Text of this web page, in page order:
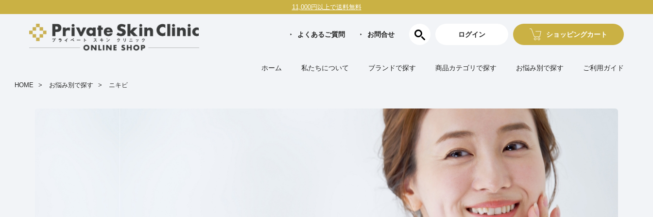
11,000円以上で送料無料
よくあるご質問 お問合せ ログイン ショッピングカート
ホーム 私たちについて ブランドで探す 商品カテゴリで探す お悩み別で探す ご利用ガイド
HOME お悩み別で探す ニキビ